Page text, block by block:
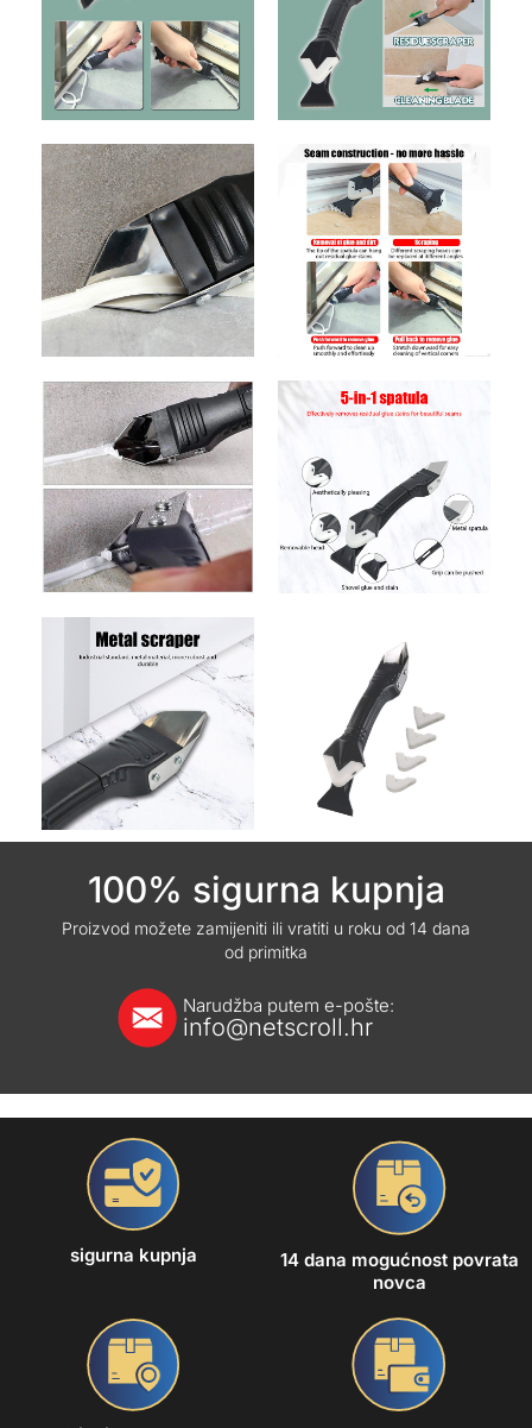
100% sigurna kupnja
Proizvod možete zamijeniti ili vratiti u roku od 14 dana
od primitka
Narudžba putem e-pošte:
info@netscroll.hr
sigurna kupnja
14 dana mogućnost povrata
novca